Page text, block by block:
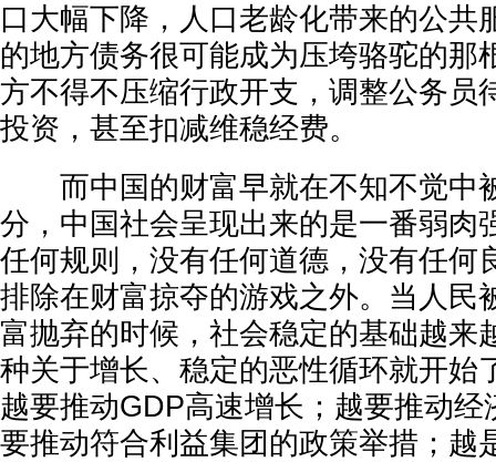
口大幅下降，人口老龄化带来的公共
的地方债务很可能成为压垮骆驼的那
方不得不压缩行政开支，调整公务员
投资，甚至扣减维稳经费。
而中国的财富早就在不知不觉中
分，中国社会呈现出来的是一番弱肉
任何规则，没有任何道德，没有任何
排除在财富掠夺的游戏之外。当人民
富抛弃的时候，社会稳定的基础越来
种关于增长、稳定的恶性循环就开始
越要推动GDP高速增长；越要推动经
要推动符合利益集团的政策举措；越